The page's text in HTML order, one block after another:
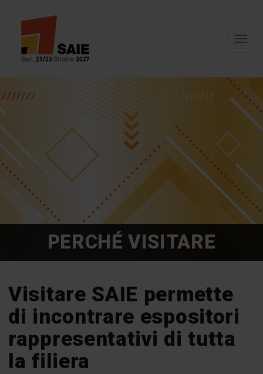
PERCHÉ VISITARE
Visitare SAIE permette
di incontrare espositori
rappresentativi di tutta
la filiera